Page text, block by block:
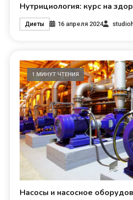
Нутрициология: курс на
Диеты 16 апреля 2024
1 МИНУТ ЧТЕНИЯ
Насосы и насосное